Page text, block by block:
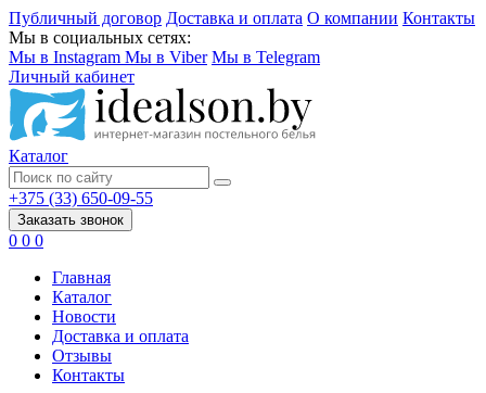
Публичный договор Доставка и оплата О компании Контакты
Мы в социальных сетях:
Мы в Instagram Мы в Viber Мы в Telegram
Личный кабинет
Каталог
+375 (33) 650-09-55
Заказать звонок
0 0 0
Главная
Каталог
Новости
Доставка и оплата
Отзывы
Контакты